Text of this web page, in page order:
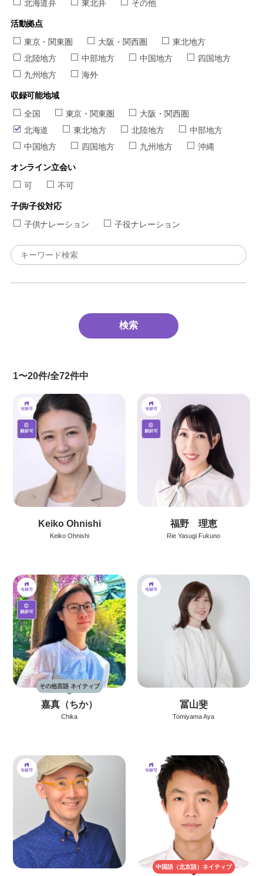
北海道弁
東北弁 その他
活動拠点
東京・関東圏
大阪・関西圏
東北地方
北陸地方
中部地方 中国地方
四国地方
九州地方
海外
収録可能地域
全国
東京・関東圏
大阪・関西圏
北海道
東北地方 北陸地方
中部地方
中国地方
四国地方 九州地方 沖縄
オンライン立会い
可
不可
子供/子役対応
子供ナレーション
子役ナレーション
1〜20件/全72件中
Keiko Ohnishi
Keiko Ohnishi
福野 理恵
Rie Yasugi Fukuno
その他言語 ネイティブ
嘉真（ちか）
Chika
冨山斐
Tomiyama Aya
中国語（北京語） ネイティブ